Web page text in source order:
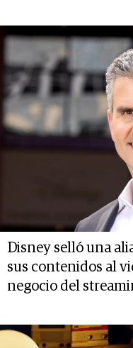
Disney selló una
sus contenidos al
negocio del